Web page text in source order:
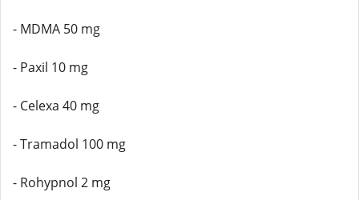
- MDMA 50 mg
- Paxil 10 mg
- Celexa 40 mg
- Tramadol 100 mg
- Rohypnol 2 mg